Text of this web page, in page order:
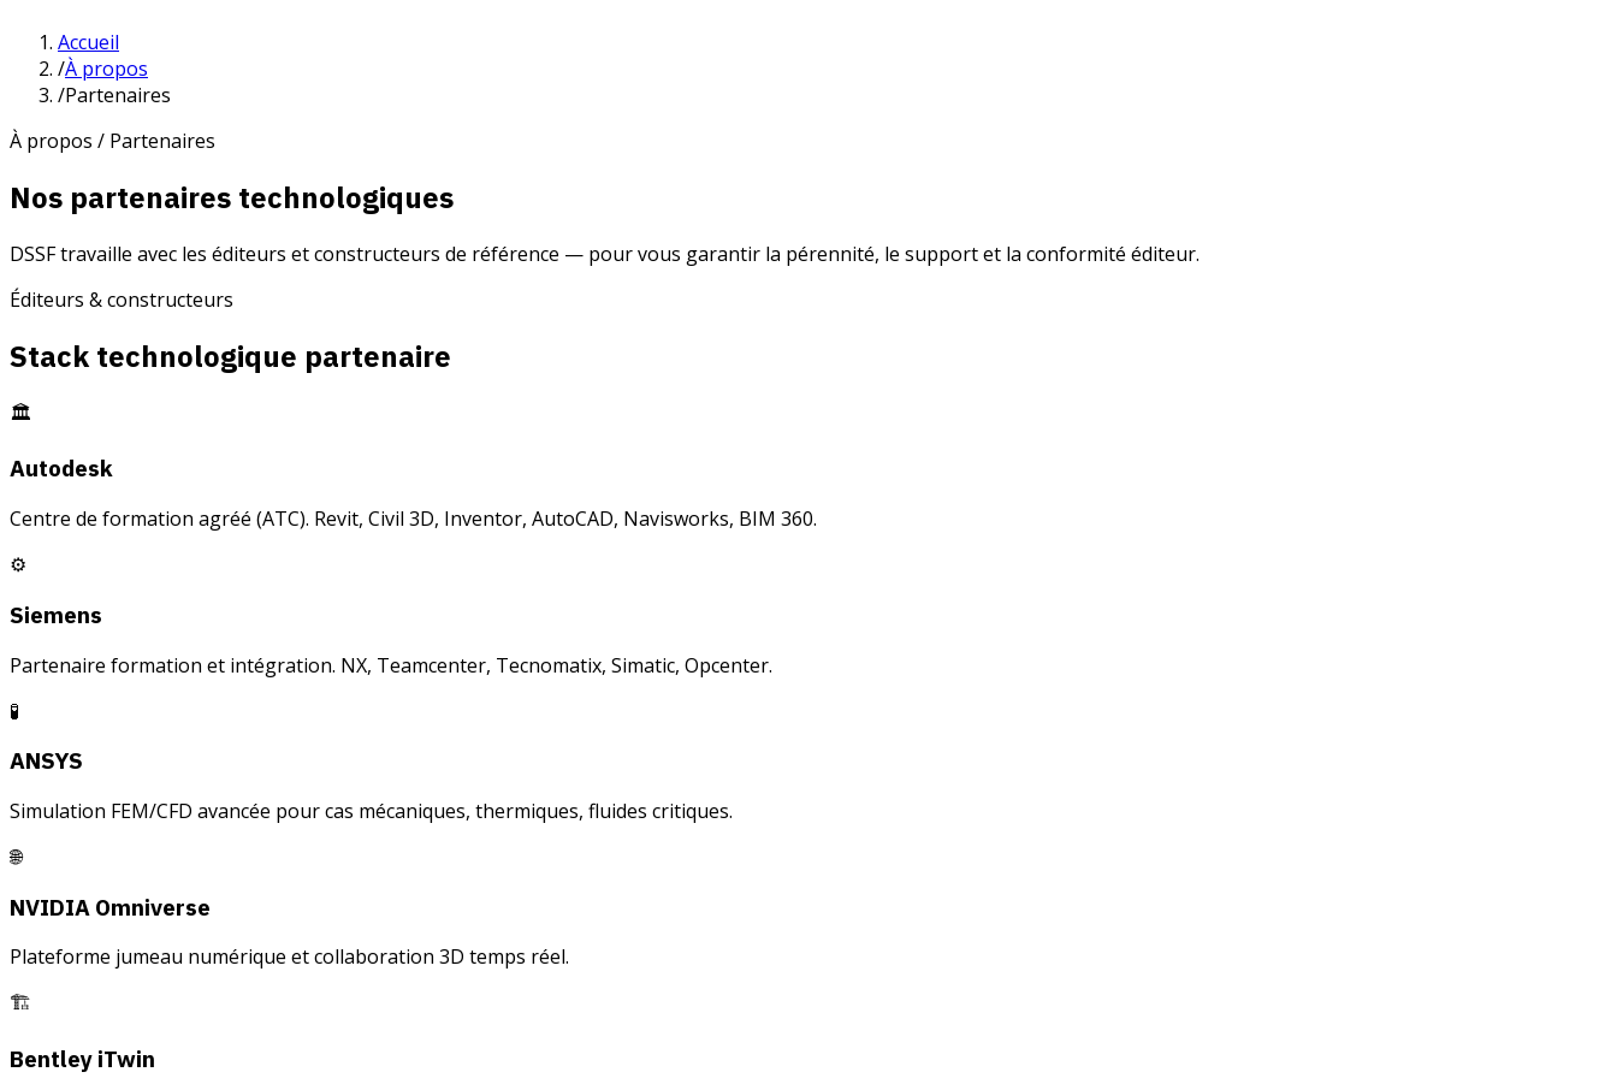
Accueil
/À propos
/Partenaires
À propos / Partenaires
Nos partenaires technologiques
DSSF travaille avec les éditeurs et constructeurs de référence — pour vous garantir la pérennité, le support et la conformité éditeur.
Éditeurs & constructeurs
Stack technologique partenaire
🏛
Autodesk
Centre de formation agréé (ATC). Revit, Civil 3D, Inventor, AutoCAD, Navisworks, BIM 360.
⚙
Siemens
Partenaire formation et intégration. NX, Teamcenter, Tecnomatix, Simatic, Opcenter.
🧪
ANSYS
Simulation FEM/CFD avancée pour cas mécaniques, thermiques, fluides critiques.
🌐
NVIDIA Omniverse
Plateforme jumeau numérique et collaboration 3D temps réel.
🏗
Bentley iTwin